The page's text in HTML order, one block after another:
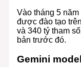
Vào tháng 5
được đào tạo
và 340 tỷ tham
bản trước đó.
Gemini